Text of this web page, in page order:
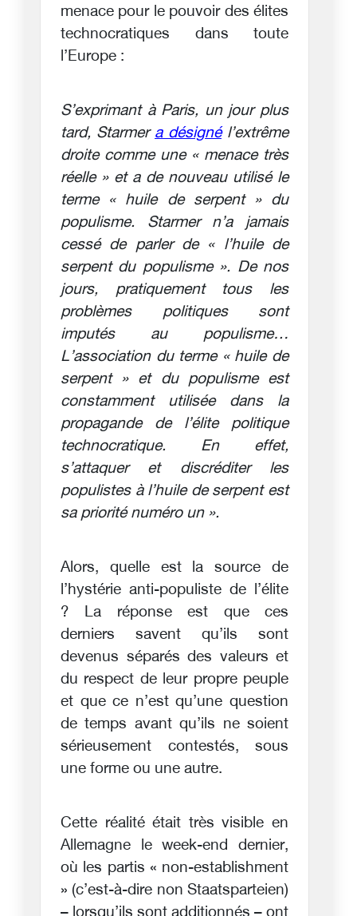
menace pour le pouvoir des élites
technocratiques dans toute
l’Europe :
S’exprimant à Paris, un jour plus
tard, Starmera désignél’extrême
droite comme une « menace très
réelle » et a de nouveau utilisé le
terme « huile de serpent » du
populisme. Starmer n’a jamais
cessé de parler de « l’huile de
serpent du populisme ». De nos
jours, pratiquement tous les
problèmes politiques sont
imputés au populisme…
L’association du terme « huile de
serpent » et du populisme est
constamment utilisée dans la
propagande de l’élite politique
technocratique. En effet,
s’attaquer et discréditer les
populistes à l’huile de serpent est
sa priorité numéro un ».
Alors, quelle est la source de
l’hystérie anti-populiste de l’élite
? La réponse est que ces
derniers savent qu’ils sont
devenus séparés des valeurs et
du respect de leur propre peuple
et que ce n’est qu’une question
de temps avant qu’ils ne soient
sérieusement contestés, sous
une forme ou une autre.
Cette réalité était très visible en
Allemagne le week-end dernier,
où les partis « non-establishment
» (c’est-à-dire non Staatsparteien)